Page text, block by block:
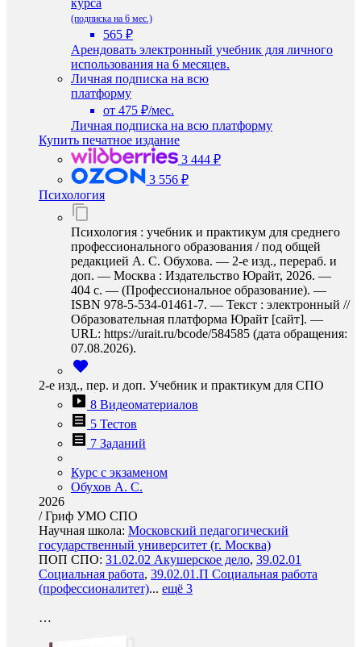
курса
(подписка на 6 мес.)
565 ₽
Арендовать электронный учебник для личного
использования на 6 месяцев.
Личная подписка на всю
платформу
от 475 ₽/мес.
Личная подписка на всю платформу
Купить печатное издание
3 444 ₽
3 556 ₽
Психология
Психология : учебник и практикум для среднего
профессионального образования / под общей
редакцией А. С. Обухова. — 2-е изд., перераб. и
доп. — Москва : Издательство Юрайт, 2026. —
404 с. — (Профессиональное образование). —
ISBN 978-5-534-01461-7. — Текст : электронный //
Образовательная платформа Юрайт [сайт]. —
URL: https://urait.ru/bcode/584585 (дата обращения:
07.08.2026).
2-е изд., пер. и доп. Учебник и практикум для СПО
8 Видеоматериалов
5 Тестов
7 Заданий
Курс с экзаменом
Обухов А. С.
2026
/Гриф УМО СПО
Научная школа: Московский педагогический
государственный университет (г. Москва)
ПОП СПО: 31.02.02 Акушерское дело, 39.02.01
Социальная работа, 39.02.01.П Социальная работа
(профессионалитет)... ещё 3
…